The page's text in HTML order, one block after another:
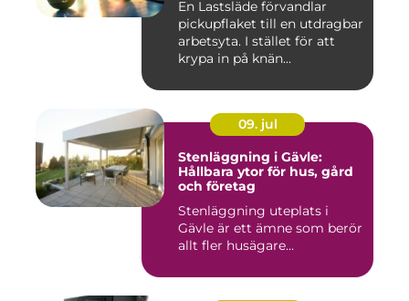
En Lastsläde förvandlar
pickupflaket till en utdragbar
arbetsyta. I stället för att
krypa in på knän...
09. jul
Stenläggning i Gävle:
Hållbara ytor för hus, gård
och företag
Stenläggning uteplats i
Gävle är ett ämne som berör
allt fler husägare...